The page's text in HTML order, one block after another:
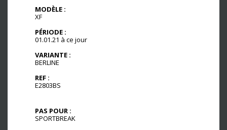
MODÈLE :
XF
PÉRIODE :
01.01.21 à ce jour
VARIANTE :
BERLINE
REF :
E2803BS
PAS POUR :
SPORTBREAK